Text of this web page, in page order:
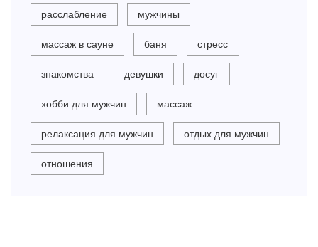
расслабление мужчины
массаж в сауне баня стресс
знакомства девушки досуг
хобби для мужчин массаж
релаксация для мужчин отдых для мужчин
отношения